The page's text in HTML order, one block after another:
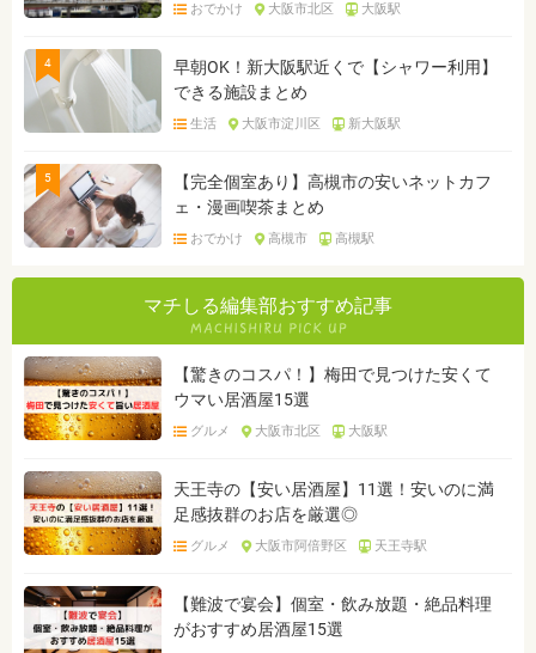
おでかけ 大阪市北区 大阪駅
4
早朝OK！新大阪駅近くで【シャワー利用】
できる施設まとめ
生活 大阪市淀川区 新大阪駅
5
【完全個室あり】高槻市の安いネットカフ
ェ・漫画喫茶まとめ
おでかけ 高槻市 高槻駅
マチしる編集部おすすめ記事
【驚きのコスパ！】梅田で見つけた安くて
ウマい居酒屋15選
グルメ 大阪市北区 大阪駅
天王寺の【安い居酒屋】11選！安いのに満
足感抜群のお店を厳選◎
グルメ 大阪市阿倍野区 天王寺駅
【難波で宴会】個室・飲み放題・絶品料理
がおすすめ居酒屋15選